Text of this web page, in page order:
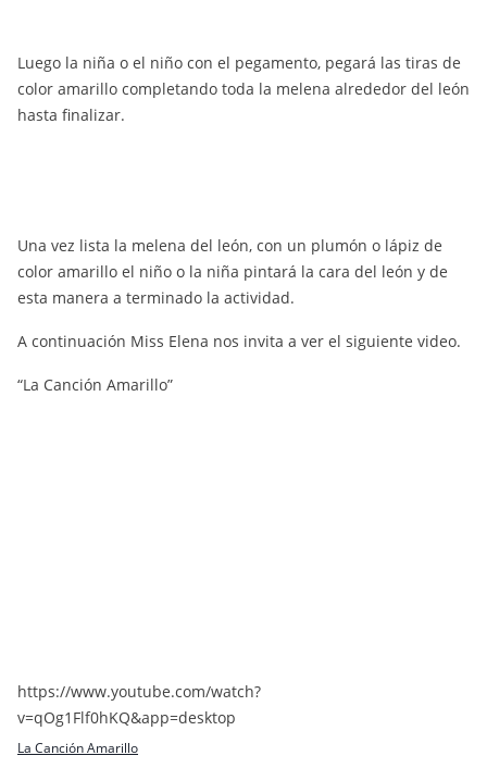
Luego la niña o el niño con el pegamento, pegará las tiras de
color amarillo completando toda la melena alrededor del león
hasta finalizar.
Una vez lista la melena del león, con un plumón o lápiz de
color amarillo el niño o la niña pintará la cara del león y de
esta manera a terminado la actividad.
A continuación Miss Elena nos invita a ver el siguiente video.
“La Canción Amarillo”
https://www.youtube.com/watch?
v=qOg1Flf0hKQ&app=desktop
La Canción Amarillo